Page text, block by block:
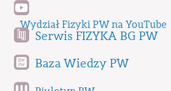
Wydział Fizyki PW na YouTube
Serwis FIZYKA BG PW
Baza Wiedzy PW